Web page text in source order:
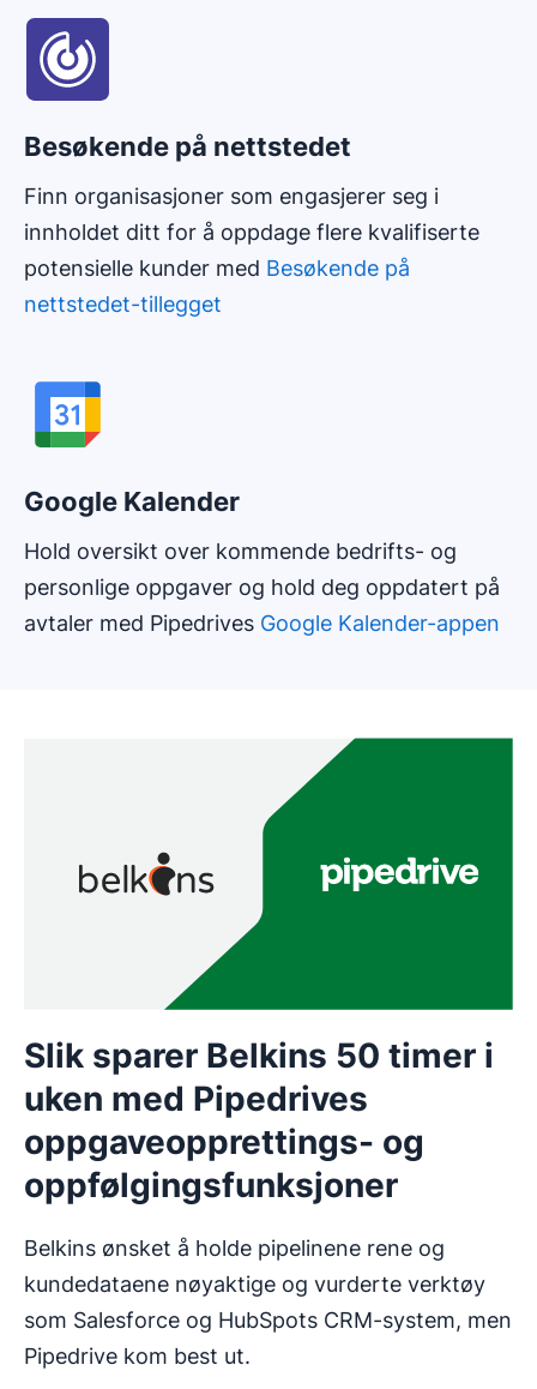
Besøkende på nettstedet
Finn organisasjoner som engasjerer seg i
innholdet ditt for å oppdage flere kvalifiserte
potensielle kunder med Besøkende på
nettstedet-tillegget
Google Kalender
Hold oversikt over kommende bedrifts- og
personlige oppgaver og hold deg oppdatert på
avtaler med Pipedrives Google Kalender-appen
Slik sparer Belkins 50 timer i
uken med Pipedrives
oppgaveopprettings- og
oppfølgingsfunksjoner
Belkins ønsket å holde pipelinene rene og
kundedataene nøyaktige og vurderte verktøy
som Salesforce og HubSpots CRM-system, men
Pipedrive kom best ut.